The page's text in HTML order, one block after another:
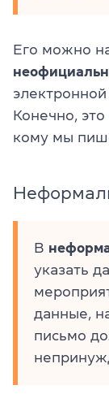
Его можно
Конечно, это
кому мы
В
указать
данные,
письмо